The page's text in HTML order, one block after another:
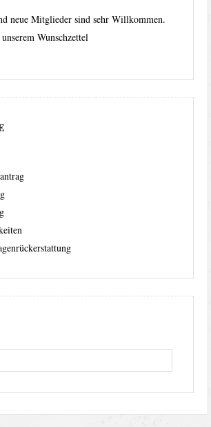
neue Mitglieder sind sehr Willkommen.
unseremWunschzettel